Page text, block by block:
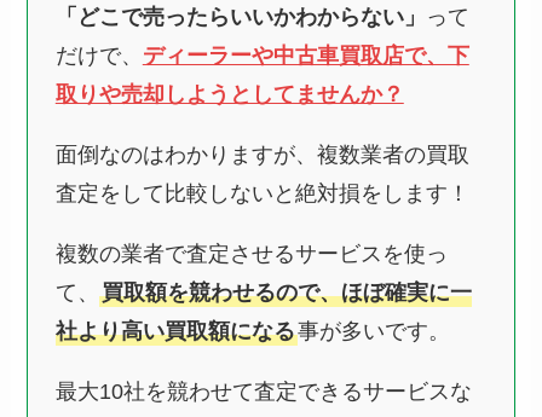
「どこで売ったらいいかわからない」 って
だけで、 ディーラーや中古車買取店で、下
取りや売却しようとしてませんか？
面倒なのはわかりますが、複数業者の買取
査定をして比較しないと絶対損をします！
複数の業者で査定させるサービスを使っ
て、 買取額を競わせるので、ほぼ確実に一
社より高い買取額になる事が多いです。
最大10社を競わせて査定できるサービスな